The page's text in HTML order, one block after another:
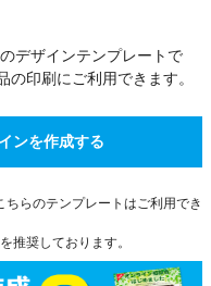
デザインテンプレートで
印刷にご利用できます。
ンを作成する
らのテンプレートはご利用でき
推奨しております。